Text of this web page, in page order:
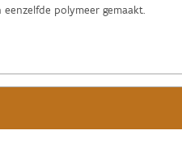
polymeer gemaakt.